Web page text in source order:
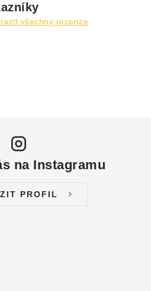
všechny recenze
na Instagramu
PROFIL